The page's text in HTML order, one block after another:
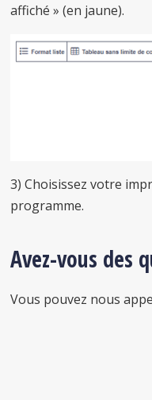
affiché » (en jaune).
3) Choisissez votre
programme.
Avez-vous des
Vous pouvez nous